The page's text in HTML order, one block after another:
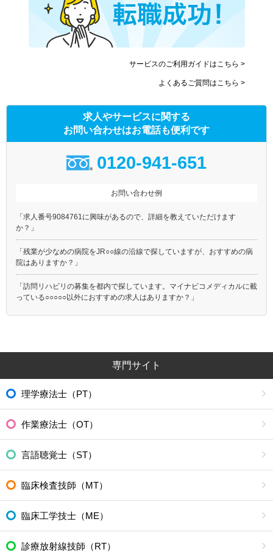
サービスのご利用ガイドはこちら >
よくあるご質問はこちら >
求人やサービスに関する
お問い合わせはお電話も便利です
0120-941-651
お問い合わせ例
「求人番号9084761に興味があるので、詳細を教えていただけます
か？」
「残業が少なめの病院をJR○○線の沿線で探していますが、おすすめの病
院はありますか？」
「訪問リハビリの募集を都内で探しています。マイナビコメディカルに載
っている○○○○○以外におすすめの求人はありますか？」
専門サイト
理学療法士（PT）
作業療法士（OT）
言語聴覚士（ST）
臨床検査技師（MT）
臨床工学技士（ME）
診療放射線技師（RT）